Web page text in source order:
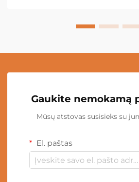
Gaukite nemokamą
Mūsų atstovas susisieks su
El. paštas